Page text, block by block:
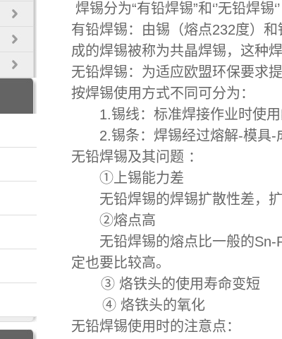
焊锡分为“有铅焊锡”和‘’无铅焊锡‘’
有铅焊锡：由锡（熔点232度）
成的焊锡被称为共晶焊锡，这种
无铅焊锡：为适应欧盟环保要求
按焊锡使用方式不同可分为：
1.锡线：标准焊接作业时使用
2.锡条：焊锡经过熔解-模具-
无铅焊锡及其问题 ：
①上锡能力差
无铅焊锡的焊锡扩散性差，扩
②熔点高
无铅焊锡的熔点比一般的Sn-
定也要比较高。
③ 烙铁头的使用寿命变短
④ 烙铁头的氧化
无铅焊锡使用时的注意点：